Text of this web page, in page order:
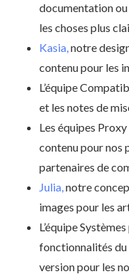
documentation ou
les choses plus
Kasia,notre
contenu pour les
L’équipe
et les notes de
Les équipes
contenu pour nos
partenaires de
Julia,notre
images pour les
L’équipe
fonctionnalités
version pour les